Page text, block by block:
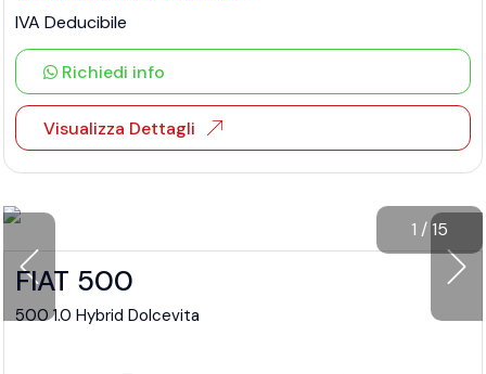
IVA Deducibile
Richiedi info
Visualizza Dettagli
1 /15
FIAT 500
500 1.0 Hybrid Dolcevita